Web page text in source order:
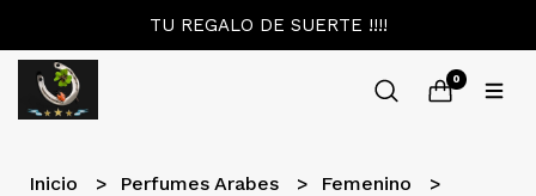
TU REGALO DE SUERTE !!!!
0
Inicio Perfumes Arabes
Femenino